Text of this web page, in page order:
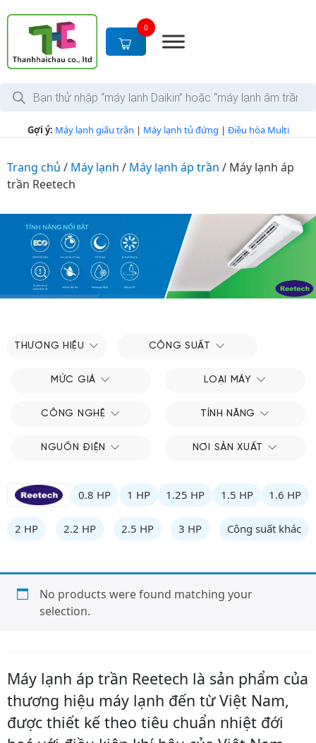
c
t
0
T
m
i
h
Gợi ý: Máy lạnh giấu trần | Máy lạnh tủ đứng | Điều hòa Multi
Trang chủ / Máy lạnh / Máy lạnh áp trần / Máy lạnh áp
trần Reetech
THƯƠNG HIỆU CÔNG SUẤT
MỨC GIÁ LOẠI MÁY
CÔNG NGHỆ TÍNH NĂNG
NGUỒN ĐIỆN NƠI SẢN XUẤT
0.8 HP 1 HP 1.25 HP 1.5 HP 1.6 HP
2 HP 2.2 HP 2.5 HP 3 HP Công suất khác
No products were found matching your
selection.
Máy lạnh áp trần Reetech là sản phẩm của
thương hiệu máy lạnh đến từ Việt Nam,
được thiết kế theo tiêu chuẩn nhiệt đới